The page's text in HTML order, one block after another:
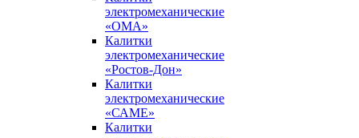
электромеханические
«ОМА»
Калитки
электромеханические
«Ростов-Дон»
Калитки
электромеханические
«САМЕ»
Калитки